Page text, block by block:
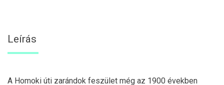
Leírás
A Homoki úti zarándok feszület még az 1900 években